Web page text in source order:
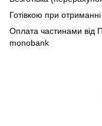
Готівкою при
Оплата частинами від
monobank